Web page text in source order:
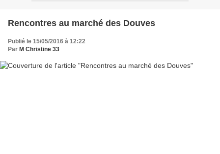
Rencontres au marché des Douves
Publié le 15/05/2016 à 12:22
Par M Christine 33